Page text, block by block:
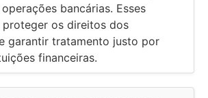
bancárias. Esses
proteger os direitos dos
garantir tratamento justo por
financeiras.